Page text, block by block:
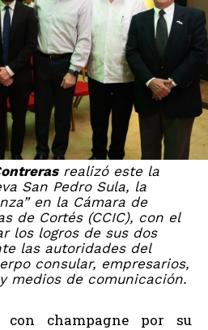
realizó este la
San Pedro Sula, la
en la Cámara de
de Cortés (CCIC), con el
los logros de sus dos
las autoridades del
consular, empresarios,
medios de comunicación.
con champagne por su